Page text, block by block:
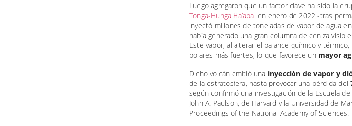
Luego agregaron que un factor clave ha sido la
Tonga-Hunga Ha’apai en enero de 2022 -tras
inyectó millones de toneladas de vapor de agua
había generado una gran columna de ceniza
Este vapor, al alterar el balance químico y
polares más fuertes, lo que favorece un mayor
Dicho volcán emitió una inyección de vapor y
de la estratosfera, hasta provocar una pérdida del
según confirmó una investigación de la Escuela de
John A. Paulson, de Harvard y la Universidad de
Proceedings of the National Academy of Sciences.